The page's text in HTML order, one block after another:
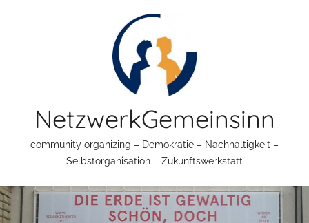
NetzwerkGemeinsinn
community organizing – Demokratie – Nachhaltigkeit –
Selbstorganisation – Zukunftswerkstatt